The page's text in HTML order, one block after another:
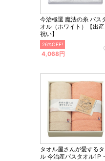
今治極選 魔法の糸 バス
オル（ホワイト）【出
祝い】
26%OFF!
4,068円
タオル屋さんが愛する
ル 今治産バスタオル1P